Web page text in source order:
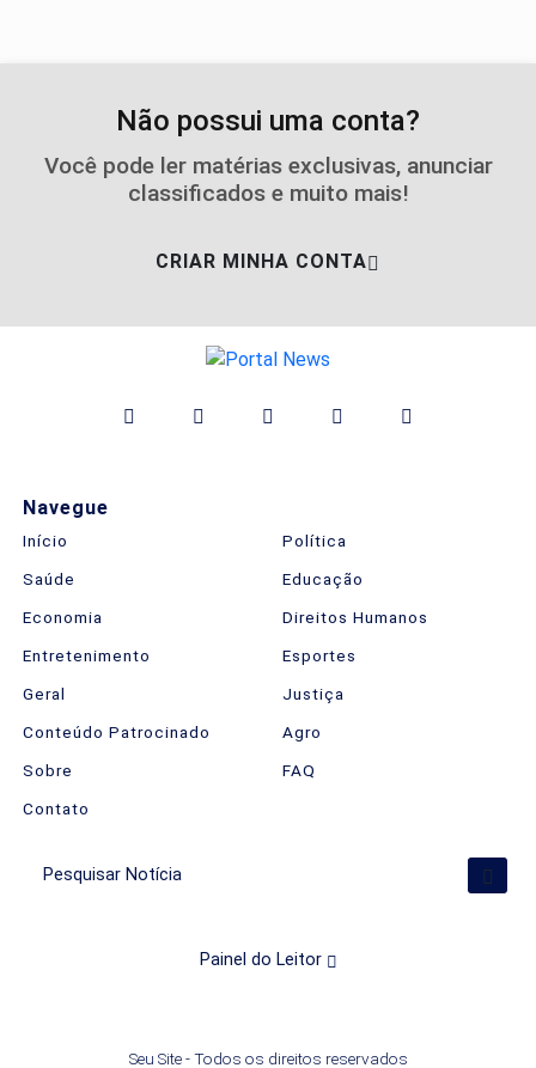
Não possui uma conta?
Você pode ler matérias exclusivas, anunciar
classificados e muito mais!
CRIAR MINHA CONTA
Navegue
Início
Política
Saúde
Educação
Economia
Direitos Humanos
Entretenimento
Esportes
Geral
Justiça
Conteúdo Patrocinado
Agro
Sobre
FAQ
Contato
Pesquisar Notícia
Painel do Leitor
Seu Site - Todos os direitos reservados
Esse site utiliza cookies para melhorar sua